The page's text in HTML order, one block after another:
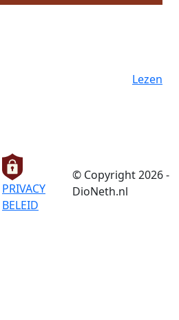
Lezen
PRIVACY
BELEID
© Copyright 2026 -
DioNeth.nl